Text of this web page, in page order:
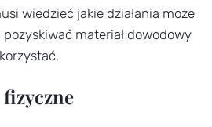
wiedzieć jakie działania może
materiał dowodowy